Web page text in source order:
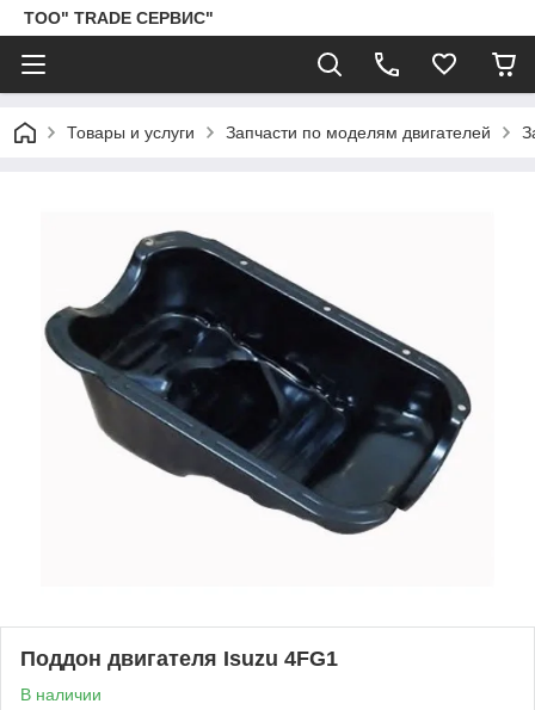
ТОО" TRADE СЕРВИС"
Товары и услуги Запчасти по моделям двигателей
Поддон двигателя Isuzu 4FG1
В наличии